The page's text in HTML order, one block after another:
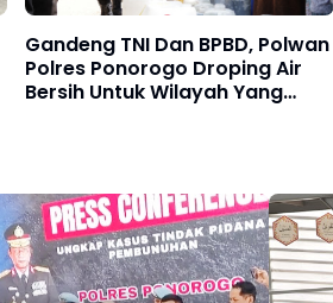
Gandeng TNI Dan BPBD, Polwan
Polres Ponorogo Droping Air
Bersih Untuk Wilayah Yang